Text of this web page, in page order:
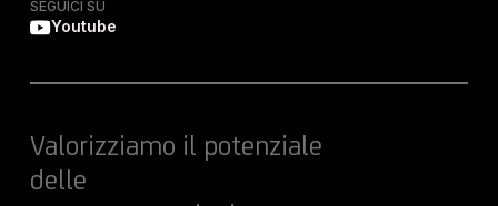
SEGUICI SU
Youtube
Valorizziamo il potenziale
delle